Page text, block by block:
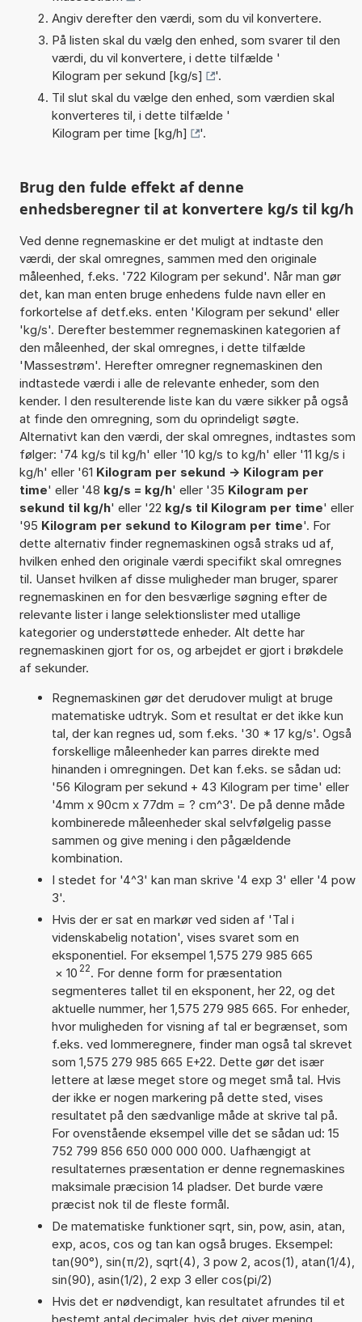
Angiv derefter den værdi, som du vil konvertere.
På listen skal du vælg den enhed, som svarer til den
værdi, du vil konvertere, i dette tilfælde '
Kilogram per sekund [kg/s]
'.
Til slut skal du vælge den enhed, som værdien skal
konverteres til, i dette tilfælde '
Kilogram per time [kg/h]
'.
Brug den fulde effekt af denne
enhedsberegner til at konvertere kg/s til kg/h
Ved denne regnemaskine er det muligt at indtaste den
værdi, der skal omregnes, sammen med den originale
måleenhed, f.eks. '722 Kilogram per sekund'. Når man gør
det, kan man enten bruge enhedens fulde navn eller en
forkortelse af detf.eks. enten 'Kilogram per sekund' eller
'kg/s'. Derefter bestemmer regnemaskinen kategorien af
den måleenhed, der skal omregnes, i dette tilfælde
'Massestrøm'. Herefter omregner regnemaskinen den
indtastede værdi i alle de relevante enheder, som den
kender. I den resulterende liste kan du være sikker på også
at finde den omregning, som du oprindeligt søgte.
Alternativt kan den værdi, der skal omregnes, indtastes som
følger: '74 kg/s til kg/h' eller '10 kg/s to kg/h' eller '11 kg/s i
kg/h' eller '61 Kilogram per sekund -> Kilogram per
time' eller '48 kg/s = kg/h' eller '35 Kilogram per
sekund til kg/h' eller '22 kg/s til Kilogram per time' eller
'95 Kilogram per sekund to Kilogram per time'. For
dette alternativ finder regnemaskinen også straks ud af,
hvilken enhed den originale værdi specifikt skal omregnes
til. Uanset hvilken af disse muligheder man bruger, sparer
regnemaskinen en for den besværlige søgning efter de
relevante lister i lange selektionslister med utallige
kategorier og understøttede enheder. Alt dette har
regnemaskinen gjort for os, og arbejdet er gjort i brøkdele
af sekunder.
Regnemaskinen gør det derudover muligt at bruge
matematiske udtryk. Som et resultat er det ikke kun
tal, der kan regnes ud, som f.eks. '30 * 17 kg/s'. Også
forskellige måleenheder kan parres direkte med
hinanden i omregningen. Det kan f.eks. se sådan ud:
'56 Kilogram per sekund + 43 Kilogram per time' eller
'4mm x 90cm x 77dm = ? cm^3'. De på denne måde
kombinerede måleenheder skal selvfølgelig passe
sammen og give mening i den pågældende
kombination.
I stedet for '4^3' kan man skrive '4 exp 3' eller '4 pow
3'.
Hvis der er sat en markør ved siden af 'Tal i
videnskabelig notation', vises svaret som en
eksponentiel. For eksempel 1,575 279 985 665
× 10 22. For denne form for præsentation
segmenteres tallet til en eksponent, her 22, og det
aktuelle nummer, her 1,575 279 985 665. For enheder,
hvor muligheden for visning af tal er begrænset, som
f.eks. ved lommeregnere, finder man også tal skrevet
som 1,575 279 985 665 E+22. Dette gør det især
lettere at læse meget store og meget små tal. Hvis
der ikke er nogen markering på dette sted, vises
resultatet på den sædvanlige måde at skrive tal på.
For ovenstående eksempel ville det se sådan ud: 15
752 799 856 650 000 000 000. Uafhængigt at
resultaternes præsentation er denne regnemaskines
maksimale præcision 14 pladser. Det burde være
præcist nok til de fleste formål.
De matematiske funktioner sqrt, sin, pow, asin, atan,
exp, acos, cos og tan kan også bruges. Eksempel:
tan(90°), sin(π/2), sqrt(4), 3 pow 2, acos(1), atan(1/4),
sin(90), asin(1/2), 2 exp 3 eller cos(pi/2)
Hvis det er nødvendigt, kan resultatet afrundes til et
bestemt antal decimaler, hvis det giver mening.